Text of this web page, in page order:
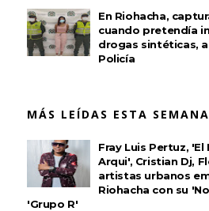
En Riohacha,
cuando pretendía
drogas sintéticas,
Policía
MÁS LEÍDAS ESTA SEMANA
Fray Luis Pertuz, 'El
Arqui', Cristian Dj,
artistas urbanos
Riohacha con su
'Grupo R'